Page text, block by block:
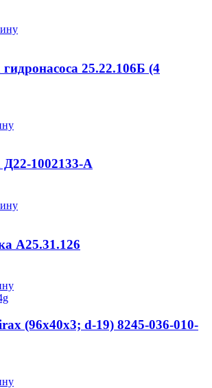
25.22.106Б (4
1002133-А
А25.31.126
(96х40х3; d-19) 8245-036-010-